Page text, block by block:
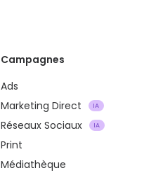
Campagnes
Ads
Marketing Direct
IA
Réseaux Sociaux IA
Print
Médiathèque